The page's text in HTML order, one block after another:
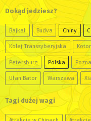
Dokąd jedziesz?
Bajkał Budva Chiny
Kolej Transsyberyjska Kotor
Petersburg Polska
Ułan Bator Warszawa
Tagi dużej wagi